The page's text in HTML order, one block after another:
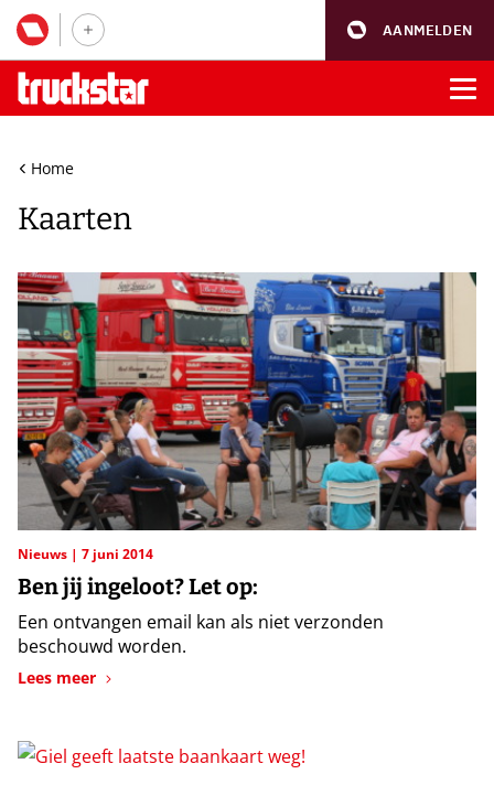
AANMELDEN
Home
Kaarten
Nieuws 7 juni 2014
Ben jij ingeloot? Let op:
Een ontvangen email kan als niet verzonden
beschouwd worden.
Lees meer